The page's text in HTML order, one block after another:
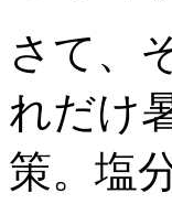
さて、
れだけ
策。塩